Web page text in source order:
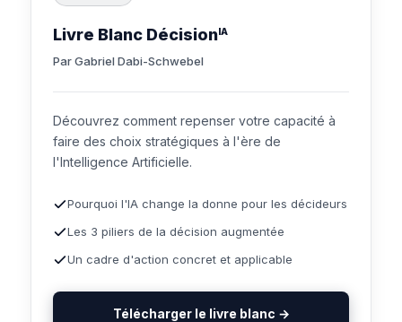
Livre Blanc Décision IA
Par Gabriel Dabi-Schwebel
Découvrez comment repenser votre capacité à
faire des choix stratégiques à l'ère de
l'Intelligence Artificielle.
Pourquoi l'IA change la donne pour les décideurs
Les 3 piliers de la décision augmentée
Un cadre d'action concret et applicable
Télécharger le livre blanc →